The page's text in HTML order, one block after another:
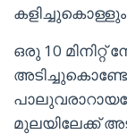
ഒരു 10
മുലയിലേക്ക്